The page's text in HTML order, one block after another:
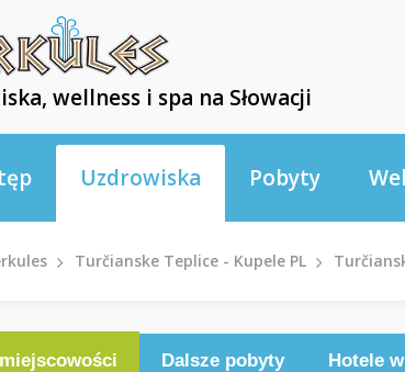
wellness i spa na Słowacji
Uzdrowiska Pobyty
Turčianske Teplice - Kupele PL
Dalsze pobyty Hotele